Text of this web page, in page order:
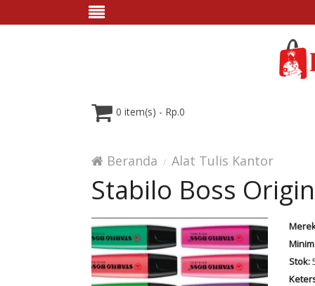
0 item(s) - Rp.0
Beranda Alat Tulis Kantor
Stabilo Boss
Stok: